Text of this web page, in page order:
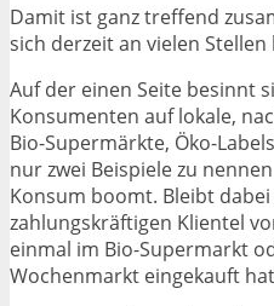
Damit ist ganz treffend
sich derzeit an vielen
Auf der einen Seite besinnt
Konsumenten auf lokale,
Bio-Supermärkte, Öko-
nur zwei Beispiele zu
Konsum boomt. Bleibt
zahlungskräftigen Klientel
einmal im Bio-Supermarkt
Wochenmarkt eingekauft